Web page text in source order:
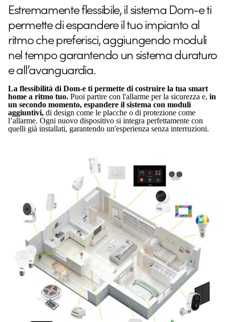
Estremamente flessibile, il sistema Dom-e ti
permette di espandere il tuo impianto al
ritmo che preferisci, aggiungendo moduli
nel tempo garantendo un sistema duraturo
e all’avanguardia.
La flessibilità di Dom-e ti permette di costruire la tua smart
home a ritmo tuo. Puoi partire con l'allarme per la sicurezza e, in
un secondo momento, espandere il sistema con moduli
aggiuntivi, di design come le placche o di protezione come
l’allarme. Ogni nuovo dispositivo si integra perfettamente con
quelli già installati, garantendo un'esperienza senza interruzioni.